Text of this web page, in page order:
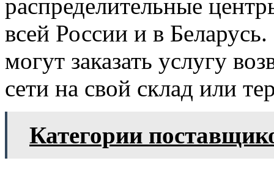
распределительные
всей России и в
могут заказать услугу
сети на свой склад или
Категории